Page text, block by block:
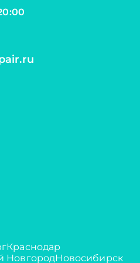
Краснодар
НовгородНовосибирск